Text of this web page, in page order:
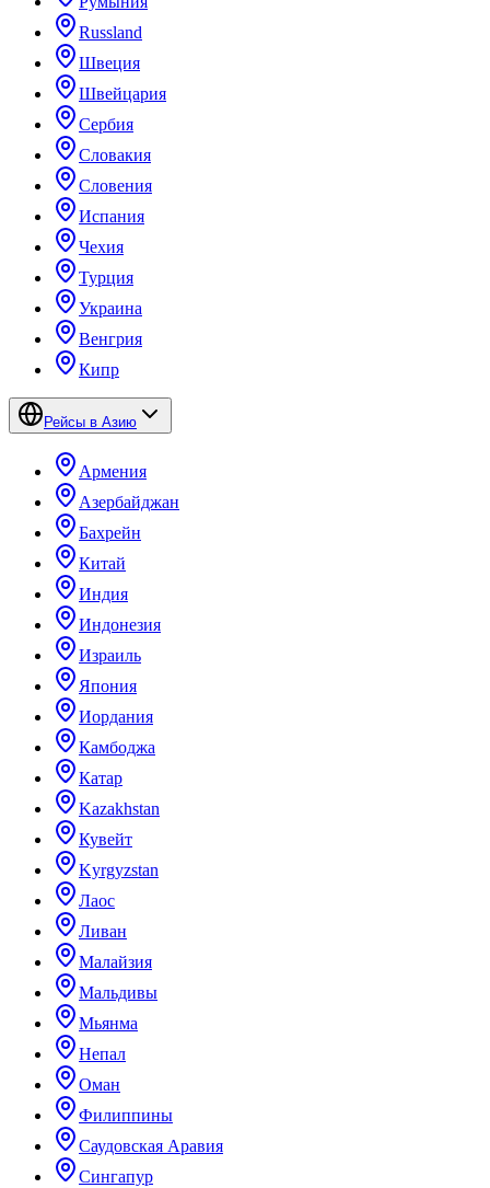
Russland
Швеция
Швейцария
Сербия
Словакия
Словения
Испания
Чехия
Турция
Украина
Венгрия
Кипр
Рейсы в Азию
Армения
Азербайджан
Бахрейн
Китай
Индия
Индонезия
Израиль
Япония
Иордания
Камбоджа
Катар
Kazakhstan
Кувейт
Kyrgyzstan
Лаос
Ливан
Малайзия
Мальдивы
Мьянма
Непал
Оман
Филиппины
Саудовская Аравия
Сингапур